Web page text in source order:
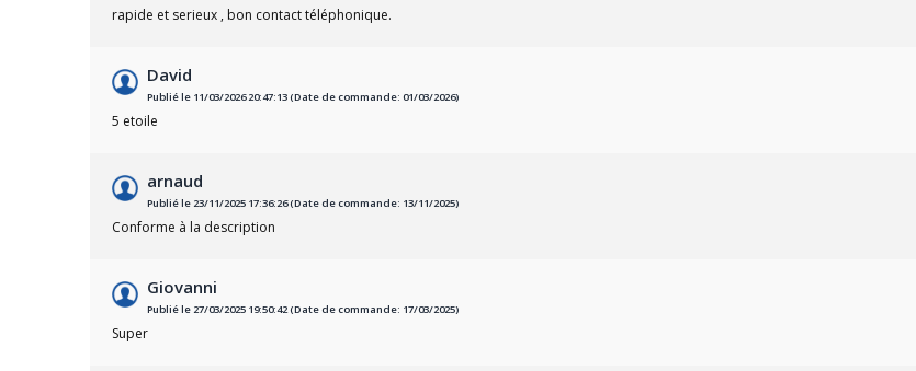
rapide et serieux , bon contact téléphonique.
David
Publié le 11/03/2026 20:47:13 (Date de commande: 01/03/2026)
5 etoile
arnaud
Publié le 23/11/2025 17:36:26 (Date de commande: 13/11/2025)
Conforme à la description
Giovanni
Publié le 27/03/2025 19:50:42 (Date de commande: 17/03/2025)
Super